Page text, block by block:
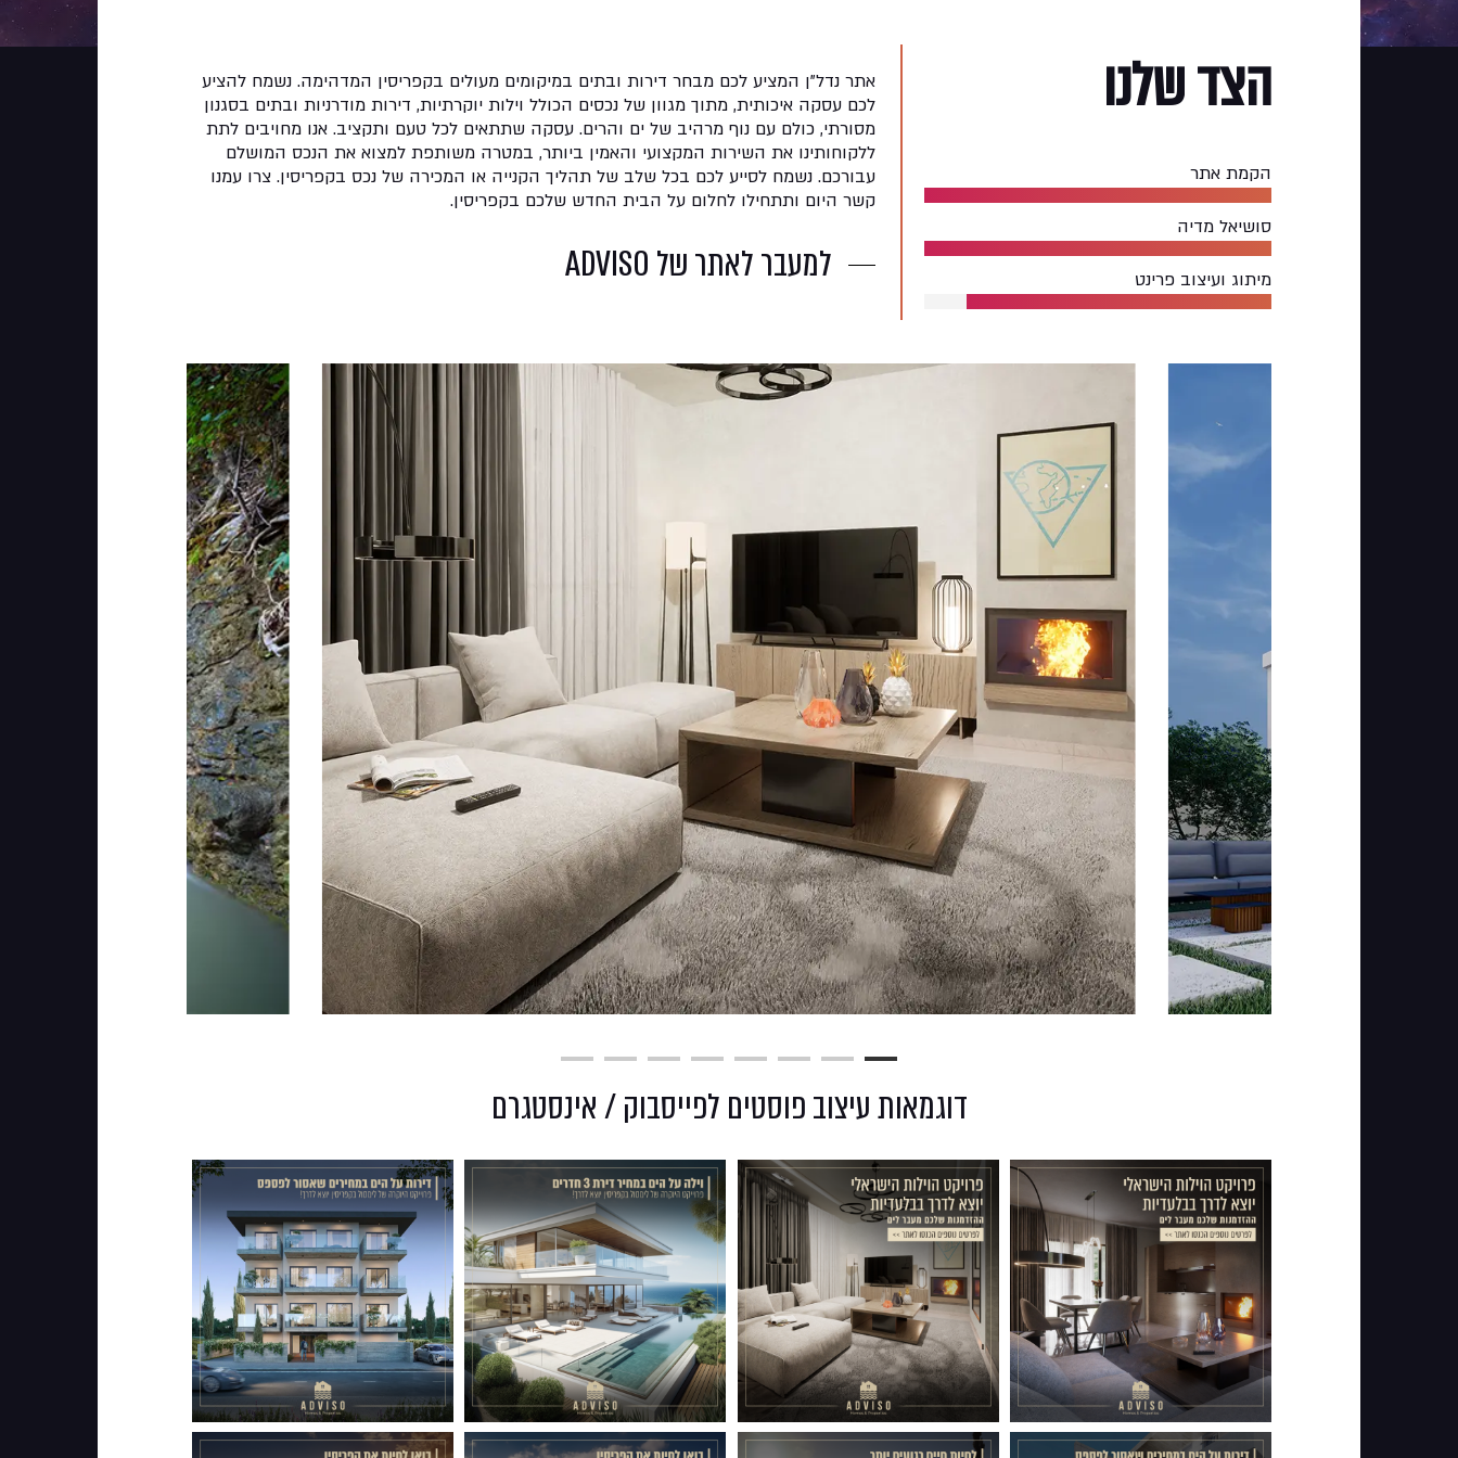
אתר נדל"ן המציע לכם מבחר דירות ובתים במיקומים מעולים בקפריסין המדהימה. נשמח להציע
לכם עסקה איכותית, מתוך מגוון של נכסים הכולל וילות יוקרתיות, דירות מודרניות ובתים בסגנון
מסורתי, כולם עם נוף מרהיב של ים והרים. עסקה שתתאים לכל טעם ותקציב. אנו מחויבים לתת
ללקוחותינו את השירות המקצועי והאמין ביותר, במטרה משותפת למצוא את הנכס המושלם
עבורכם. נשמח לסייע לכם בכל שלב של תהליך הקנייה או המכירה של נכס בקפריסין. צרו עמנו
קשר היום ותתחילו לחלום על הבית החדש שלכם בקפריסין.
למעבר לאתר של ADVISO
הצדשלנו
הקמת אתר
סושיאל מדיה
מיתוג ועיצוב פרינט
דוגמאות עיצוב פוסטים לפייסבוק / אינסטגרם
0105
0106
005
010
013
022
041
043